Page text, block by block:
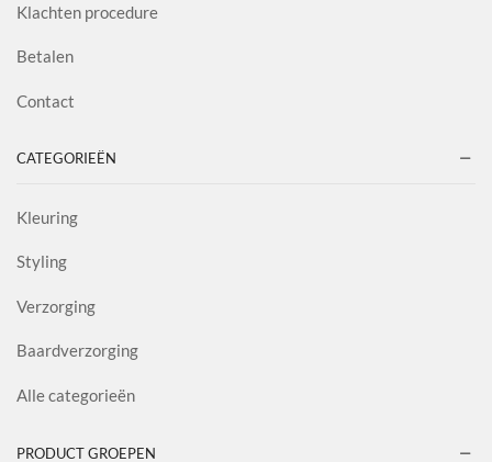
Klachten procedure
Betalen
Contact
CATEGORIEËN
Kleuring
Styling
Verzorging
Baardverzorging
Alle categorieën
PRODUCT GROEPEN